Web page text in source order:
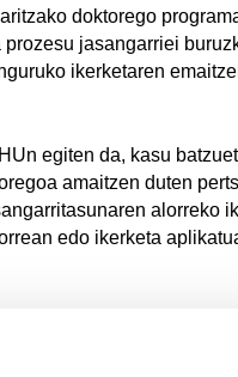
doktorego
jasangarriei
ikerketaren
egiten da, kasu
amaitzen duten
alorreko
edo ikerketa